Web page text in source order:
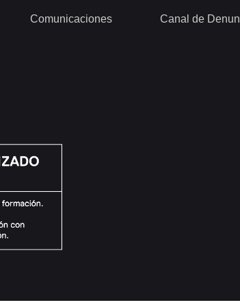
Comunicaciones Canal de